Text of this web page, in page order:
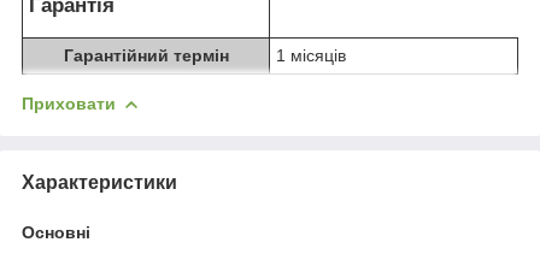
Гарантія
Гарантійний термін 1 місяців
Приховати
Характеристики
Основні